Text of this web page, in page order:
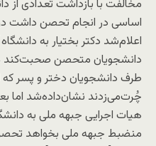
مخالفت با بازداشت تعدادی از
اساسی در انجام تحصن داشت
اعلام‌شد دکتر بختیار به
دانشجویان متحصن صحبت‌کند
طرف دانشجویان دختر و پسر
چُرت‌می‌زدند نشان‌داده‌شد اما
هیات اجرایی جبهه ملی به
منضبط جبهه ملی بخواهد تحصن